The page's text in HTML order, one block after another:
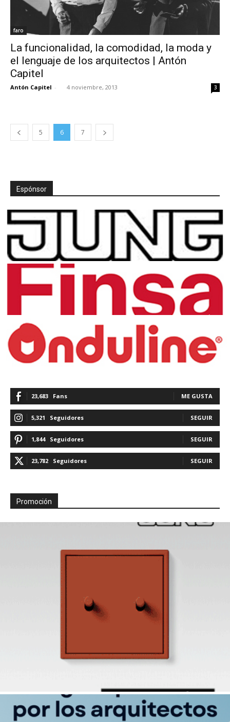
faro
La funcionalidad, la comodidad, la moda y
el lenguaje de los arquitectos | Antón
Capitel
Antón Capitel - 4 noviembre, 2013 3
5 6 7
Espónsor
23,683 Fans ME GUSTA
5,321 Seguidores SEGUIR
1,844 Seguidores SEGUIR
23,782 Seguidores SEGUIR
Promoción